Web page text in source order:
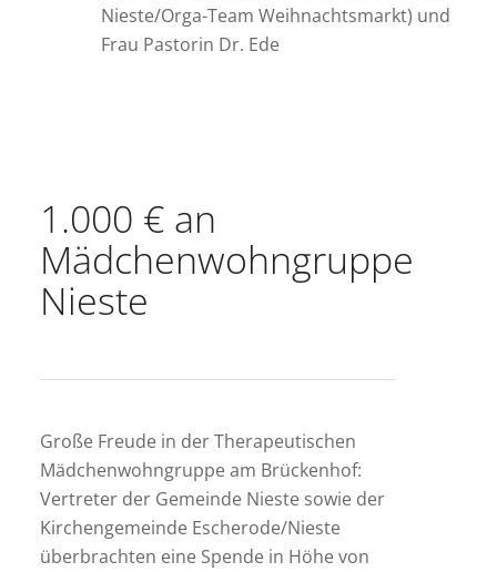
Nieste/Orga-Team Weihnachtsmarkt) und
Frau Pastorin Dr. Ede
1.000 € an
Mädchenwohngruppe
Nieste
Große Freude in der Therapeutischen
Mädchenwohngruppe am Brückenhof:
Vertreter der Gemeinde Nieste sowie der
Kirchengemeinde Escherode/Nieste
überbrachten eine Spende in Höhe von